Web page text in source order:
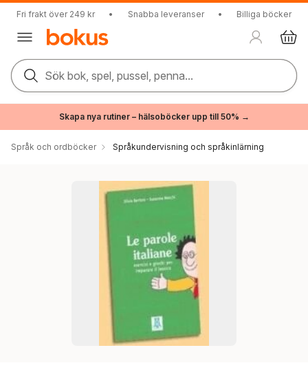
Fri frakt över 249 kr • Snabba leveranser • Billiga böcker
Sök bok, spel, pussel, penna...
Skapa nya rutiner – hälsoböcker upp till 50% →
Språk och ordböcker Språkundervisning och språkinlärning